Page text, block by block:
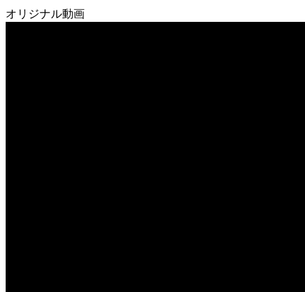
オリジナル動画